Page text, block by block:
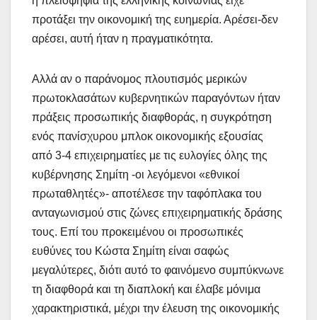
προτάξει την οικονομική της ευημερία. Αρέσει-δεν
αρέσει, αυτή ήταν η πραγματικότητα.
Αλλά αν ο παράνομος πλουτισμός μερικών
πρωτοκλασάτων κυβερνητικών παραγόντων ήταν
πράξεις προσωπικής διαφθοράς, η συγκρότηση
ενός πανίσχυρου μπλοκ οικονομικής εξουσίας
από 3-4 επιχειρηματίες με τις ευλογίες όλης της
κυβέρνησης Σημίτη -οι λεγόμενοι «εθνικοί
πρωταθλητές»- αποτέλεσε την ταφόπλακα του
ανταγωνισμού στις ζώνες επιχειρηματικής δράσης
τους. Επί του προκειμένου οι προσωπικές
ευθύνες του Κώστα Σημίτη είναι σαφώς
μεγαλύτερες, διότι αυτό το φαινόμενο συμπύκνωνε
τη διαφθορά και τη διαπλοκή και έλαβε μόνιμα
χαρακτηριστικά, μέχρι την έλευση της οικονομικής